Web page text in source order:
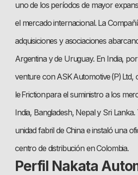
uno de los períodos de mayor
el mercado internacional. La
adquisiciones y asociaciones
Argentina y de Uruguay. En India,
venture con ASK Automotive (P) Ltd,
le Friction para el suministro a los
India, Bangladesh, Nepal y Sri
unidad fabril de China e instaló una
centro de distribución en Colombia.
Perfil Nakata